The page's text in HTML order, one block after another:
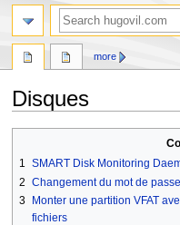
Disques
navigation
search
1 SMART Disk Monitoring
2 Changement du mot de
3 Monter une partition VFAT
fichiers
more
search